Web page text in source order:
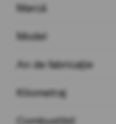
Marcă
Model
An de fabricație
Kilometraj
Combustibil